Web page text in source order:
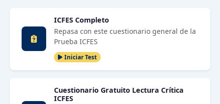
ICFES Completo
Repasa con este cuestionario general de la
Prueba ICFES
Iniciar Test
Cuestionario Gratuito Lectura Crítica
ICFES